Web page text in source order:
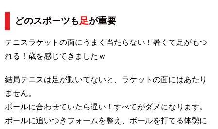
どのスポーツも 足が重要
テニスラケットの面にうまく当たらない！暑くて足がもつ
れる！歳を感じてきましたｗ
結局テニスは足が動いてないと、ラケットの面にはあたり
ません。
ボールに合わせていたら遅い！すべてがダメになります。
ボールに追いつきフォームを整え、ボールを打てる体勢に